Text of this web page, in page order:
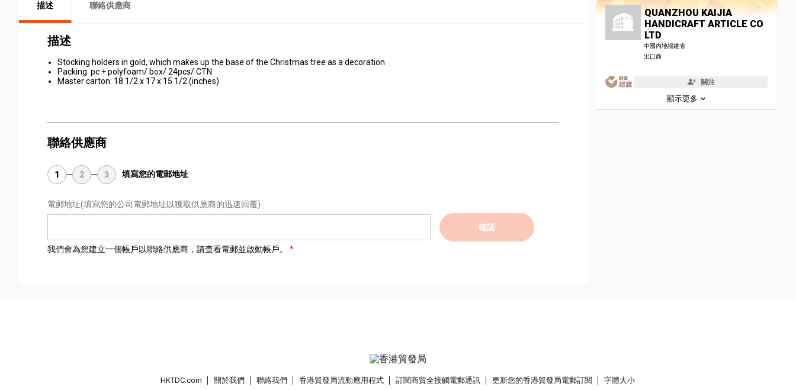
描述 聯絡供應商
描述
Stocking holders in gold, which makes up the base of the Christmas tree as a decoration
Packing: pc + polyfoam/ box/ 24pcs/ CTN
Master carton: 18 1/2 x 17 x 15 1/2 (inches)
聯絡供應商
1 2 3 填寫您的電郵地址
電郵地址(填寫您的公司電郵地址以獲取供應商的迅速回覆)
確認
我們會為您建立一個帳戶以聯絡供應商，請查看電郵並啟動帳戶。
QUANZHOU KAIJIA
HANDICRAFT ARTICLE CO
LTD
中國內地福建省
出口商
關注
顯示更多
HKTDC.com 關於我們 聯絡我們 香港貿發局流動應用程式 訂閱商貿全接觸電郵通訊 更新您的香港貿發局電郵訂閱 字體大小